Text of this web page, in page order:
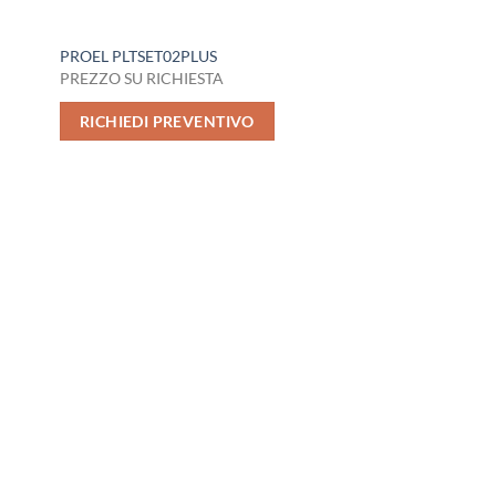
PROEL PLTSET02PLUS
PREZZO SU RICHIESTA
RICHIEDI PREVENTIVO